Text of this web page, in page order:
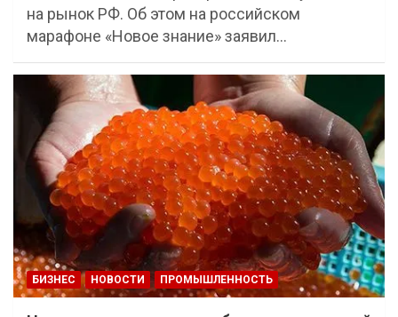
на рынок РФ. Об этом на российском
марафоне «Новое знание» заявил…
БИЗНЕС НОВОСТИ ПРОМЫШЛЕННОСТЬ